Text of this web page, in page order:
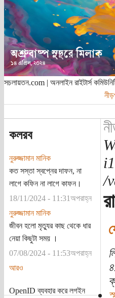
সচলায়তন.com | অনলাইন রাইটার্স
কলরব
নুরুজ্জামান মানিক
কত সস্তা স্বপ্নের দাফন, না
লাগে কফিন না লাগে কাফন।
18/11/2024 - 11:31অপরাহ্ন
নুরুজ্জামান মানিক
জীবন হলো মৃত্যুর কাছ থেকে ধার
নেয়া কিছুটা সময় ।
07/08/2024 - 11:53অপরাহ্ন
আরও
OpenID ব্যবহার করে লগইন
/